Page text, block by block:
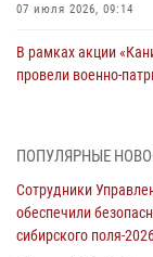
07 июля 2026, 09:14
В рамках акции
провели военно-
акции «Коробка
ПОПУЛЯРНЫЕ
Сотрудники
обеспечили
сибирского поля-